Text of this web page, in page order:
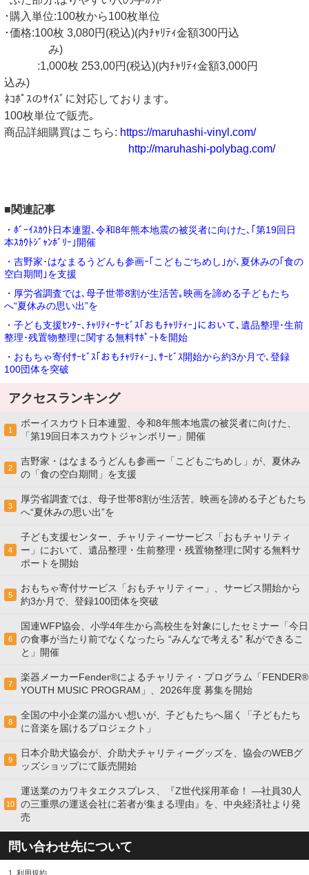
･購入単位:100枚から100枚単位
･価格:100枚 3,080円(税込)(内ﾁｬﾘﾃｨ金額300円込
み)
:1,000枚 253,00円(税込)(内ﾁｬﾘﾃｨ金額3,000円
込み)
ﾈｺﾎﾟｽのｻｲｽﾞに対応しております｡
100枚単位で販売｡
商品詳細購買はこちら: https://maruhashi-vinyl.com/
http://maruhashi-polybag.com/
■関連記事
・ﾎﾞｰｲｽｶｳﾄ日本連盟､令和8年熊本地震の被災者に向けた､｢第19回日
本ｽｶｳﾄｼﾞｬﾝﾎﾞﾘｰ｣開催
・吉野家･はなまるうどんも参画ｰ｢こどもごちめし｣が､夏休みの｢食の
空白期間｣を支援
・厚労省調査では､母子世帯8割が生活苦｡映画を諦める子どもたち
へ“夏休みの思い出”を
・子ども支援ｾﾝﾀｰ､ﾁｬﾘﾃｨｰｻｰﾋﾞｽ｢おもﾁｬﾘﾃｨｰ｣において､遺品整理･生前
整理･残置物整理に関する無料ｻﾎﾟｰﾄを開始
・おもちゃ寄付ｻｰﾋﾞｽ｢おもﾁｬﾘﾃｨｰ｣､ｻｰﾋﾞｽ開始から約3か月で､登録
100団体を突破
アクセスランキング
1
ボーイスカウト日本連盟、令和8年熊本地震の被災者に向けた、
「第19回日本スカウトジャンボリー」開催
2
吉野家・はなまるうどんも参画ー「こどもごちめし」が、夏休み
の「食の空白期間」を支援
3
厚労省調査では、母子世帯8割が生活苦。映画を諦める子どもたち
へ“夏休みの思い出”を
4
子ども支援センター、チャリティーサービス「おもチャリティ
ー」において、遺品整理・生前整理・残置物整理に関する無料サ
ポートを開始
5
おもちゃ寄付サービス「おもチャリティー」、サービス開始から
約3か月で、登録100団体を突破
6
国連WFP協会、小学4年生から高校生を対象にしたセミナー「今日
の食事が当たり前でなくなったら “みんなで考える” 私ができるこ
と」開催
7
楽器メーカーFender®によるチャリティ・プログラム「FENDER®︎
YOUTH MUSIC PROGRAM」、2026年度 募集を開始
8
全国の中小企業の温かい想いが、子どもたちへ届く「子どもたち
に音楽を届けるプロジェクト」
9
日本介助犬協会が、介助犬チャリティーグッズを、協会のWEBグ
ッズショップにて販売開始
10
運送業のカワキタエクスプレス、『Z世代採用革命！ ―社員30人
の三重県の運送会社に若者が集まる理由』を、中央経済社より発
売
問い合わせ先について
1. 利用規約